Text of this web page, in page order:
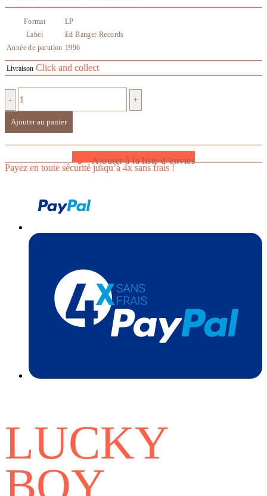
Format
LP
Label
Ed Banger Records
Année de parution 1996
Livraison Click and collect
- +
Ajouter au panier
Ajouter à la liste d’envies
Payez en toute sécurité jusqu’à 4x sans frais !
LUCKY
BOY